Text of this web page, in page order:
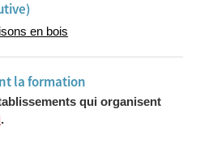
en bois
la formation
qui organisent
.